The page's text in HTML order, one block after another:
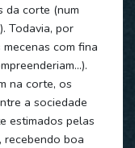
da corte (num
Todavia, por
com fina
na corte, os
a sociedade
estimados pelas
recebendo boa